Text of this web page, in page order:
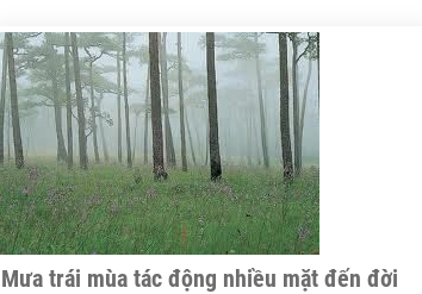
Mưa trái mùa tác động nhiều mặt đến đời